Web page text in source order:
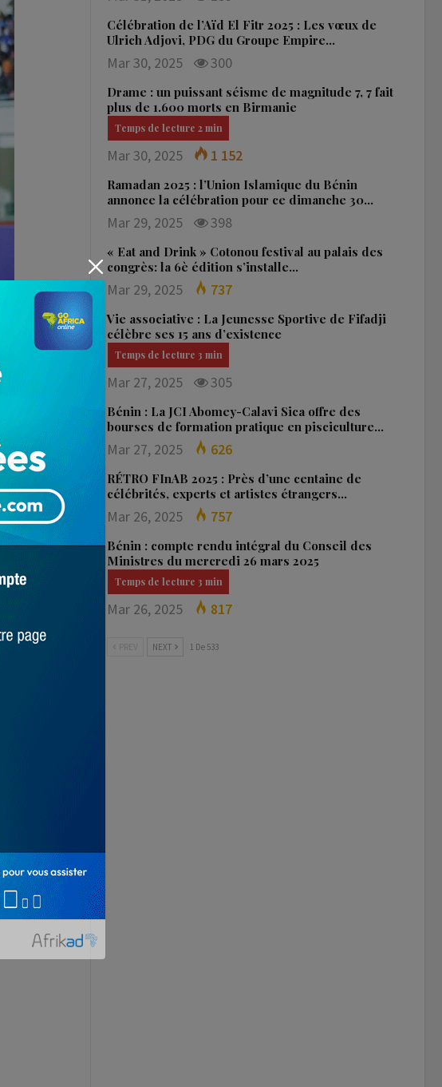
2022,
ont
Aiyegun,
fin de la
le
Célébration de l’Aïd El Fitr 2025 : Les vœux de
Ulrich Adjovi, PDG du Groupe Empire…
Mar 30, 2025 300
Drame : un puissant séisme de magnitude 7, 7 fait
plus de 1.600 morts en Birmanie
Mar 30, 2025 1 152
Ramadan 2025 : l’Union Islamique du Bénin
annonce la célébration pour ce dimanche 30…
Mar 29, 2025 398
« Eat and Drink » Cotonou festival au palais des
congrès: la 6è édition s’installe…
Mar 29, 2025 737
Vie associative : La Jeunesse Sportive de Fifadji
célèbre ses 15 ans d’existence
Mar 27, 2025 305
Bénin : La JCI Abomey-Calavi Sica offre des
bourses de formation pratique en pisciculture…
Mar 27, 2025 626
RÉTRO FInAB 2025 : Près d’une centaine de
célébrités, experts et artistes étrangers…
Mar 26, 2025 757
Bénin : compte rendu intégral du Conseil des
Ministres du mercredi 26 mars 2025
Mar 26, 2025 817
NEXT 1 De 533